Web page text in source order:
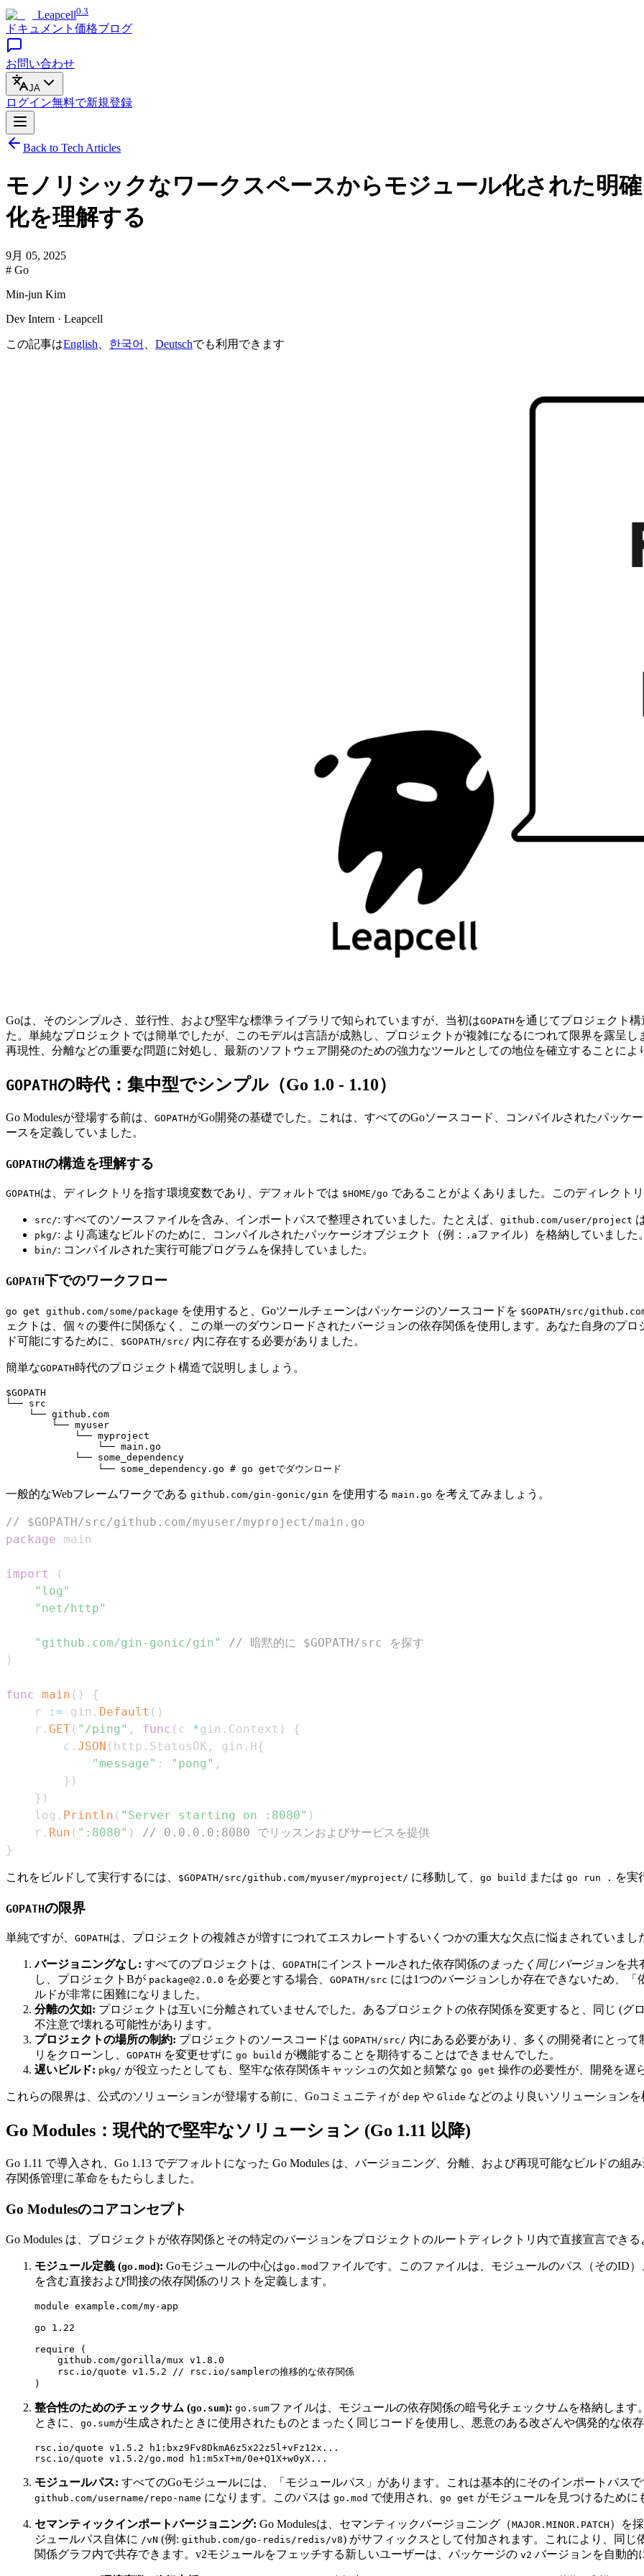
Leapcell0.3
ドキュメント 価格ブログ
お問い合わせ
JA
ログイン無料で新規登録
Back to Tech Articles
モノリシックなワークスペースからモジュール化された明
化を理解する
9月 05, 2025
# Go
Min-jun Kim
Dev Intern · Leapcell
この記事はEnglish 한국어 Deutschでも利用できます
Goは、そのシンプルさ、並行性、および堅牢な標準ライブラリで知られていますが、当初はGOPATH を通じてプロジェクト
た。単純なプロジェクトでは簡単でしたが、このモデルは言語が成熟し、プロジェクトが複雑になるにつれて限界を露呈し
再現性、分離などの重要な問題に対処し、最新のソフトウェア開発のための強力なツールとしての地位を確立することによ
GOPATH の時代：集中型でシンプル（Go 1.0 - 1.10）
Go Modulesが登場する前は、 GOPATHがGo開発の基礎でした。これは、すべてのGoソースコード、コンパイルされたパッケ
ースを定義していました。
GOPATHの構造を理解する
GOPATHは、ディレクトリを指す環境変数であり、デフォルトでは $HOME/go であることがよくありました。このディレクト
src/: すべてのソースファイルを含み、インポートパスで整理されていました。たとえば、 github.com/user/project
pkg/: より高速なビルドのために、コンパイルされたパッケージオブジェクト（例： .aファイル）を格納していました。
bin/: コンパイルされた実行可能プログラムを保持していました。
GOPATH下でのワークフロー
go get github.com/some/package を使用すると、Goツールチェーンはパッケージのソースコードを $GOPATH/src/
ェクトは、個々の要件に関係なく、この単一のダウンロードされたバージョンの依存関係を使用します。あなた自身のプロ
ド可能にするために、
$GOPATH/src/ 内に存在する必要がありました。
簡単なGOPATH時代のプロジェクト構造で説明しましょう。
$GOPATH
└── src
    └── github.com
        └── myuser
            └── myproject
                └── main.go
            └── some_dependency
一般的なWebフレームワークである github.com/gin-gonic/gin を使用する main.go を考えてみましょう。
// $GOPATH/src/github.com/myuser/myproject/main.go
package
import
(
"log"
"net/http"
"github.com/gin-gonic/gin"
// 暗黙的に $GOPATH/src を探す
)
func main ( )
{
	r
:= gin . Default ( )
	r
. GET( "/ping" , func ( c *gin . Context )
{
		c
. JSON ( http . StatusOK , gin . H{
"message" : "pong" ,
} )
} )
	log
. Println ( "Server starting on :8080" )
	r
. Run ( ":8080" )
// 0.0.0.0:8080 でリッスンおよびサービスを提供
}
これをビルドして実行するには、 $GOPATH/src/github.com/myuser/myproject/ に移動して、 go build または go run . を実
GOPATHの限界
単純ですが、 GOPATHは、プロジェクトの複雑さが増すにつれてエスカレートするいくつかの重大な欠点に悩まされていまし
バージョニングなし: すべてのプロジェクトは、 GOPATHにインストールされた依存関係の まったく同じバージョンを共
し、プロジェクトBが package@2.0.0 を必要とする場合、 GOPATH/src には1つのバージョンしか存在できないため、
ルドが非常に困難になりました。
分離の欠如: プロジェクトは互いに分離されていませんでした。あるプロジェクトの依存関係を変更すると、同じ (グ
不注意で壊れる可能性があります。
プロジェクトの場所の制約: プロジェクトのソースコードは GOPATH/src/ 内にある必要があり、多くの開発者にとっ
リをクローンし、 GOPATH を変更せずに go build が機能することを期待することはできませんでした。
遅いビルド: pkg/ が役立ったとしても、堅牢な依存関係キャッシュの欠如と頻繁な go get 操作の必要性が、開発を遅
これらの限界は、公式のソリューションが登場する前に、Goコミュニティが dep や Glide などのより良いソリューション
Go Modules：現代的で堅牢なソリューション (Go 1.11 以降)
Go 1.11 で導入され、Go 1.13 でデフォルトになった Go Modules は、バージョニング、分離、および再現可能なビルドの
存関係管理に革命をもたらしました。
Go Modulesのコアコンセプト
Go Modules は、プロジェクトが依存関係とその特定のバージョンをプロジェクトのルートディレクトリ内で直接宣言できる
モジュール定義 (go.mod ): Goモジュールの中心はgo.mod ファイルです。このファイルは、モジュールのパス（そのID
を含む直接および間接の依存関係のリストを定義します。
module example.com/my-app
go 1.22
require (
    github.com/gorilla/mux v1.8.0
    rsc.io/quote v1.5.2 // rsc.io/samplerの推移的な依存関係
整合性のためのチェックサム (go.sum): go.sumファイルは、モジュールの依存関係の暗号化チェックサムを格納しま
ときに、 go.sumが生成されたときに使用されたものとまったく同じコードを使用し、悪意のある改ざんや偶発的な依
rsc.io/quote v1.5.2 h1:bxz9Fv8DkmA6z5x22z5l+vFz12x...
モジュールパス: すべてのGoモジュールには、「モジュールパス」があります。これは基本的にそのインポートパス
github.com/username/repo-name になります。このパスは go.mod で使用され、 go get がモジュールを見つけるために
セマンティックインポートバージョニング: Go Modulesは、セマンティックバージョニング（MAJOR.MINOR.PATCH ）を
ジュールパス自体に /vN (例: github.com/go-redis/redis/v8) がサフィックスとして付加されます。これにより、同
関係グラフ内で共存できます。v2モジュールをフェッチする新しいユーザーは、パッケージの v2 バージョンを自動的